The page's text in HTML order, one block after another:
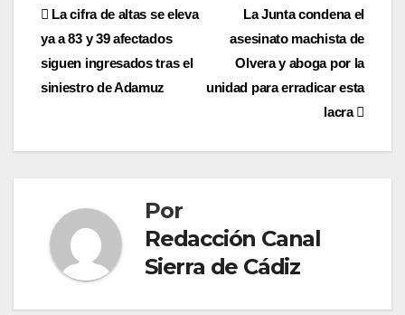
Navegación
de
entradas
La Junta condena el
asesinato machista de
Olvera y aboga por la
unidad para erradicar esta
lacra
La cifra de altas se eleva
ya a 83 y 39 afectados
siguen ingresados tras el
siniestro de Adamuz
Por
Redacción Canal
Sierra de Cádiz